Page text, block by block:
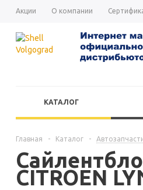
Акции О компании
КАТАЛОГ
Главная - Каталог -
CITROEN